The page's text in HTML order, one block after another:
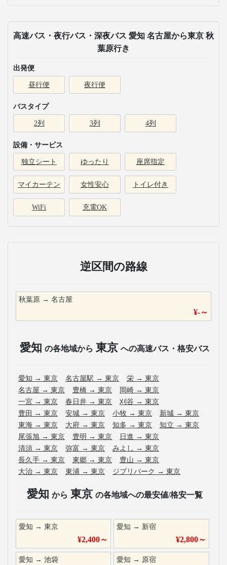
高速バス・夜行バス・深夜バス 愛知 名古屋から東京 秋
葉原行き
出発便
昼行便 夜行便
バスタイプ
2列 3列 4列
設備・サービス
独立シート ゆったり 座席指定
マイカーテン 女性安心 トイレ付き
WiFi 充電OK
逆区間の路線
秋葉原 → 名古屋
¥-～
愛知 の各地域から 東京 への高速バス・格安バス
愛知 → 東京 名古屋駅 → 東京 栄 → 東京
名古屋 → 東京 豊橋 → 東京 岡崎 → 東京
一宮 → 東京 春日井 → 東京 刈谷 → 東京
豊田 → 東京 安城 → 東京 小牧 → 東京 新城 → 東京
東海 → 東京 大府 → 東京 知多 → 東京 知立 → 東京
尾張旭 → 東京 豊明 → 東京 日進 → 東京
清須 → 東京 弥富 → 東京 みよし → 東京
長久手 → 東京 東郷 → 東京 豊山 → 東京
大治 → 東京 東浦 → 東京 ジブリパーク → 東京
愛知 から 東京 の各地域への最安値/格安一覧
愛知 → 東京
¥2,400～
愛知 → 新宿
¥2,800～
愛知 → 池袋 愛知 → 原宿